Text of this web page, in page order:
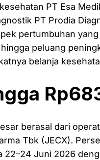
PT Esa
PT Prodia
pertumbuhan
peluang
belanja
berasal dari
Tbk (JECX).
22–24 Juni 2026